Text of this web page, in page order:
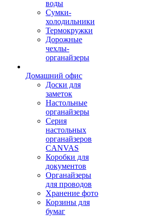
воды
Сумки-
холодильники
Термокружки
Дорожные
чехлы-
органайзеры
Домашний офис
Доски для
заметок
Настольные
органайзеры
Серия
настольных
органайзеров
CANVAS
Коробки для
документов
Органайзеры
для проводов
Хранение фото
Корзины для
бумаг